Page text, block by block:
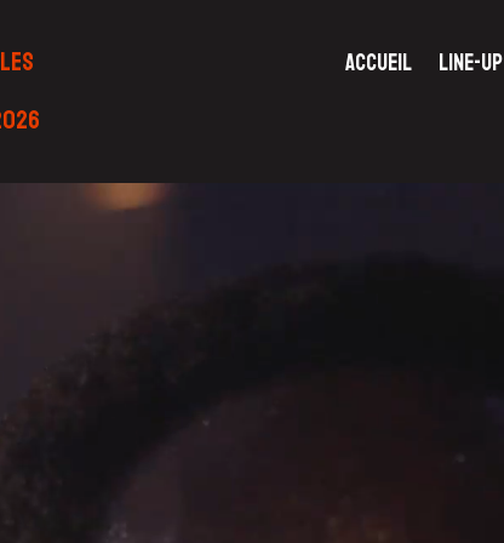
ACCUEIL LINE-UP